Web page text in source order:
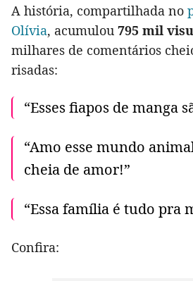
A história, compartilhada no
Olívia, acumulou 795 mil
milhares de comentários
risadas:
“Esses fiapos de manga
“Amo esse mundo
cheia de amor!”
“Essa família é tudo pra
Confira: